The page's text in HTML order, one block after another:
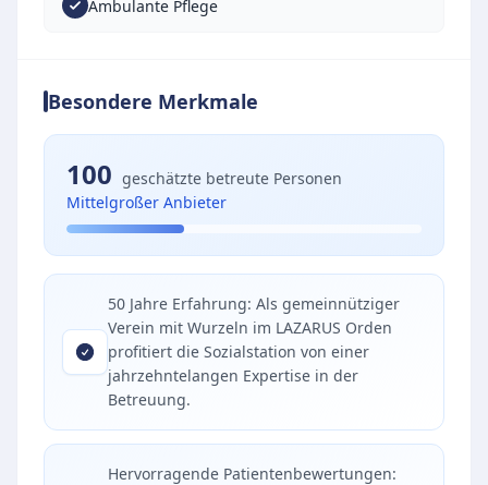
Ambulante Pflege
Besondere Merkmale
100 geschätzte betreute Personen
Mittelgroßer Anbieter
50 Jahre Erfahrung: Als gemeinnütziger
Verein mit Wurzeln im LAZARUS Orden
profitiert die Sozialstation von einer
jahrzehntelangen Expertise in der
Betreuung.
Hervorragende Patientenbewertungen: